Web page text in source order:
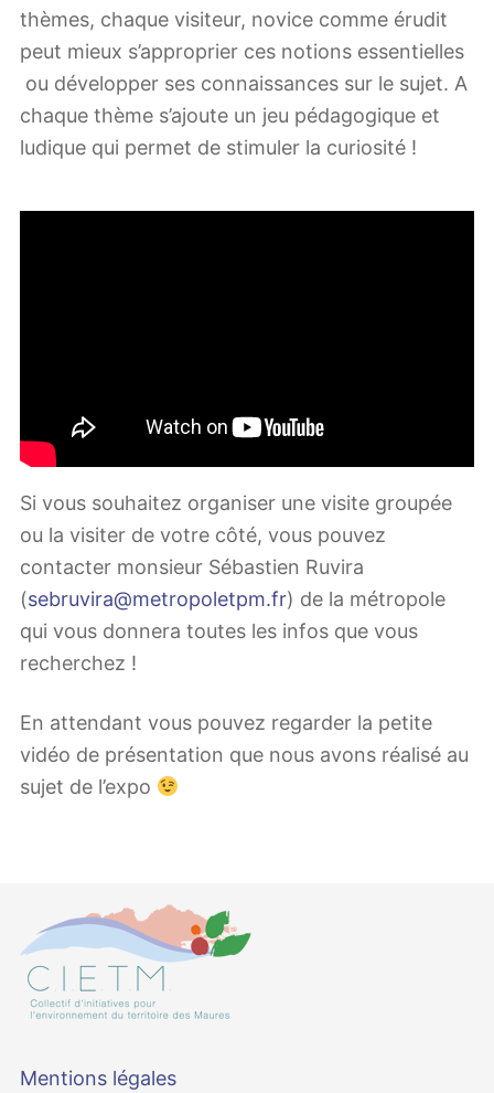
thèmes, chaque visiteur, novice comme érudit
peut mieux s’approprier ces notions essentielles
ou développer ses connaissances sur le sujet. A
chaque thème s’ajoute un jeu pédagogique et
ludique qui permet de stimuler la curiosité !
Si vous souhaitez organiser une visite groupée
ou la visiter de votre côté, vous pouvez
contacter monsieur Sébastien Ruvira
(sebruvira@metropoletpm.fr) de la métropole
qui vous donnera toutes les infos que vous
recherchez !
En attendant vous pouvez regarder la petite
vidéo de présentation que nous avons réalisé au
sujet de l’expo
Mentions légales